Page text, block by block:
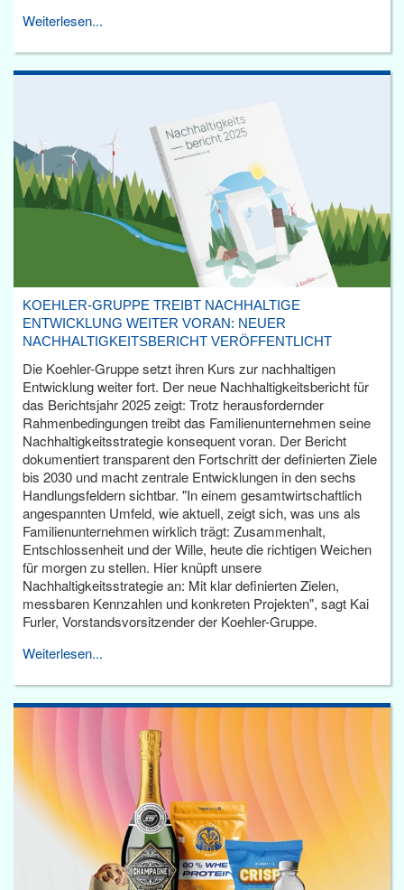
Weiterlesen...
KOEHLER-GRUPPE TREIBT NACHHALTIGE
ENTWICKLUNG WEITER VORAN: NEUER
NACHHALTIGKEITSBERICHT VERÖFFENTLICHT
Die Koehler-Gruppe setzt ihren Kurs zur nachhaltigen
Entwicklung weiter fort. Der neue Nachhaltigkeitsbericht für
das Berichtsjahr 2025 zeigt: Trotz herausfordernder
Rahmenbedingungen treibt das Familienunternehmen seine
Nachhaltigkeitsstrategie konsequent voran. Der Bericht
dokumentiert transparent den Fortschritt der definierten Ziele
bis 2030 und macht zentrale Entwicklungen in den sechs
Handlungsfeldern sichtbar. "In einem gesamtwirtschaftlich
angespannten Umfeld, wie aktuell, zeigt sich, was uns als
Familienunternehmen wirklich trägt: Zusammenhalt,
Entschlossenheit und der Wille, heute die richtigen Weichen
für morgen zu stellen. Hier knüpft unsere
Nachhaltigkeitsstrategie an: Mit klar definierten Zielen,
messbaren Kennzahlen und konkreten Projekten", sagt Kai
Furler, Vorstandsvorsitzender der Koehler-Gruppe.
Weiterlesen...